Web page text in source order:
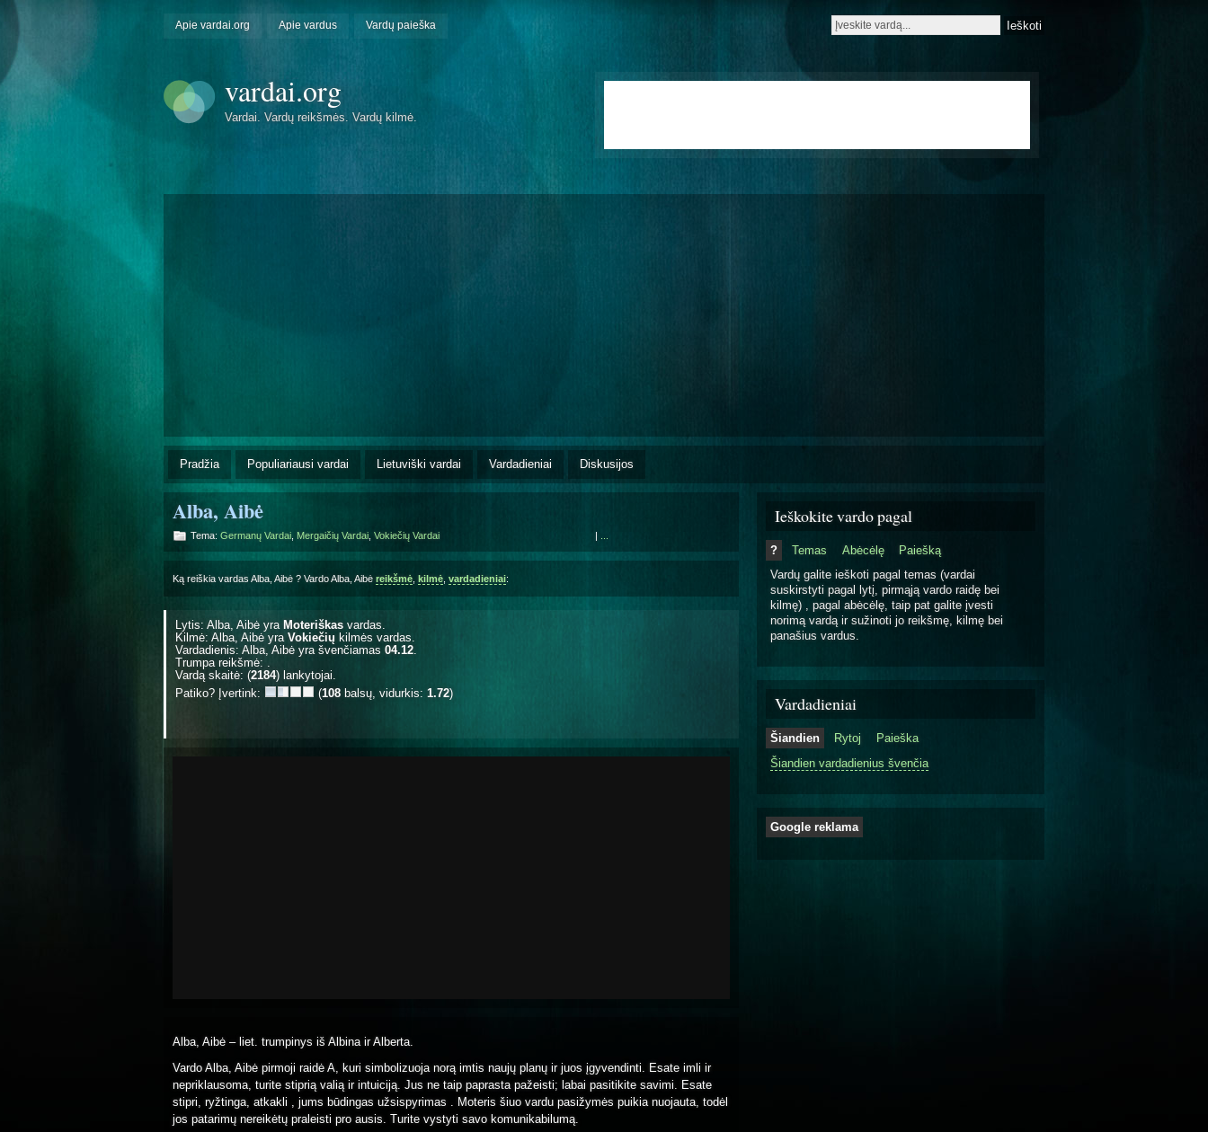
Apie vardai.org Apie vardus Vardų paieška
vardai.org
Vardai. Vardų reikšmės. Vardų kilmė.
Pradžia Populiariausi vardai Lietuviški vardai Vardadieniai Diskusijos
Alba, Aibė
Tema: Germanų Vardai Mergaičių Vardai Vokiečių Vardai |
Ką reiškia vardas Alba, Aibė ? Vardo Alba, Aibė reikšmė kilmė vardadieniai:
Lytis: Alba, Aibė yra Moteriškas vardas.
Kilmė: Alba, Aibė yra Vokiečių kilmės vardas.
Vardadienis: Alba, Aibė yra švenčiamas 04.12
Trumpa reikšmė: .
Vardą skaitė: (2184) lankytojai.
Patiko? Įvertink:
(108 balsų, vidurkis: 1.72)
Alba, Aibė – liet. trumpinys iš Albina ir Alberta.
Vardo Alba, Aibė pirmoji raidė A, kuri simbolizuoja norą imtis naujų planų ir juos įgyvendinti. Esate imli ir
nepriklausoma, turite stiprią valią ir intuiciją. Jus ne taip paprasta pažeisti; labai pasitikite savimi. Esate
stipri, ryžtinga, atkakli , jums būdingas užsispyrimas . Moteris šiuo vardu pasižymės puikia nuojauta, todėl
jos patarimų nereikėtų praleisti pro ausis. Turite vystyti savo komunikabilumą.
Ieškokite vardo pagal
? Temas Abėcėlę
Paiešką
Vardų galite ieškoti pagal temas (vardai
suskirstyti pagal lytį, pirmąją vardo raidę bei
kilmę) , pagal abėcėlę, taip pat galite įvesti
norimą vardą ir sužinoti jo reikšmę, kilmę bei
panašius vardus.
Vardadieniai
Šiandien Rytoj
Paieška
Šiandien vardadienius švenčia
Google reklama